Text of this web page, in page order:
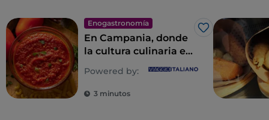
Enogastronomía
Me gusta
En Campania, donde
la cultura culinaria es
un estilo de vida
Powered by:
3 minutos